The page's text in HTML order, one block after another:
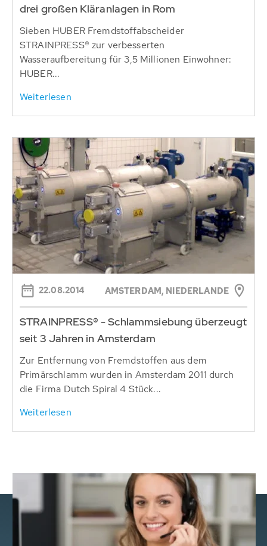
drei großen Kläranlagen in Rom
Sieben HUBER Fremdstoffabscheider
STRAINPRESS® zur verbesserten
Wasseraufbereitung für 3,5 Millionen Einwohner:
HUBER...
Weiterlesen
22.08.2014 AMSTERDAM, NIEDERLANDE
STRAINPRESS® - Schlammsiebung überzeugt
seit 3 Jahren in Amsterdam
Zur Entfernung von Fremdstoffen aus dem
Primärschlamm wurden in Amsterdam 2011 durch
die Firma Dutch Spiral 4 Stück...
Weiterlesen